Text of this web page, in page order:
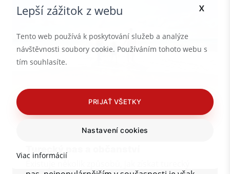
Důležité informace
x
Lepší zážitok z webu
Tento web používá k poskytování služeb a analýze
návštěvnosti soubory cookie. Používáním tohoto webu s
tím souhlasíte.
PRIJAŤ VŠETKY
Nastavení cookies
Viac informácií